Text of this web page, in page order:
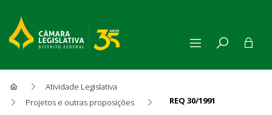
Atividade Legislativa
Projetos e outras proposições
REQ 30/1991